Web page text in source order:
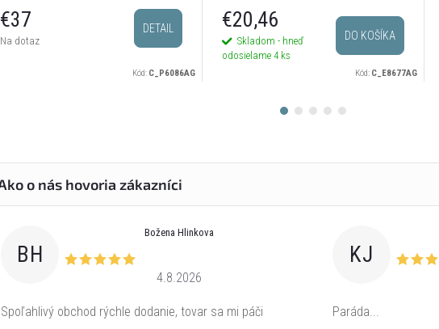
postriebrené
€37
Na dotaz
DETAIL
Kód: C_P6086AG
€20,46
Skladom - hneď
odosielame 4 ks
DO KOŠÍKA
Kód: C_E8677AG
BH
Božena Hlinkova
4.8.2026
Spoľahlivý obchod rýchle dodanie, tovar sa mi páči
KJ
Paráda...